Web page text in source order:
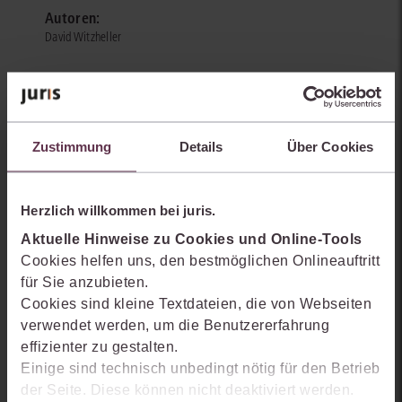
Zustimmung Details Über Cookies
Herzlich willkommen bei juris.
Aktuelle Hinweise zu Cookies und Online-Tools
Cookies helfen uns, den bestmöglichen Onlineauftritt
für Sie anzubieten.
Cookies sind kleine Textdateien, die von Webseiten
verwendet werden, um die Benutzererfahrung
effizienter zu gestalten.
Einige sind technisch unbedingt nötig für den Betrieb
der Seite. Diese können nicht deaktiviert werden.
Autoren:
David Witzheller
Sie kennen juris noch nicht?
Erhalten Sie einen Einblick, wie juris das Rechts- und
Praxiswissensmanagement der Zukunft gestaltet, welche
Möglichkeiten Ihnen das juris Portal bietet und wie mit juris Ihre
Arbeitsprozesse einfacher und effizienter werden.